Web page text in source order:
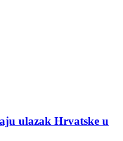
ulazak Hrvatske u